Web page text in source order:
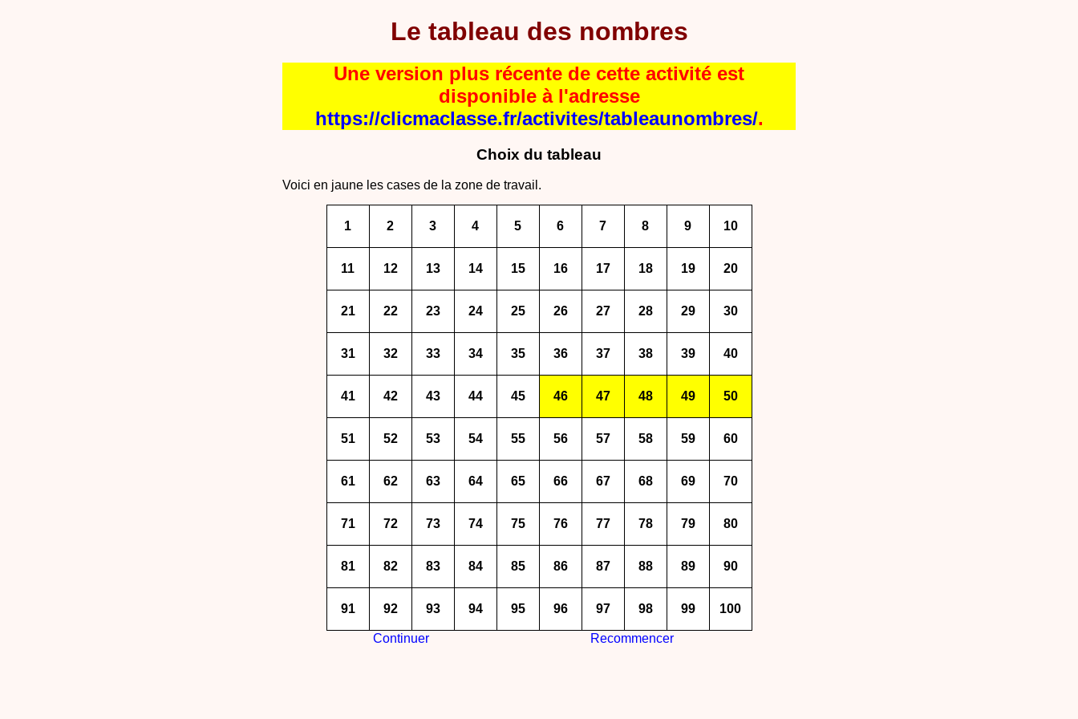
Le tableau des nombres
Une version plus récente de cette activité est
disponible à l'adresse
https://clicmaclasse.fr/activites/tableaunombres/.
Choix du tableau
Voici en jaune les cases de la zone de travail.
1 2 3 4 5 6 7 8 9 10
11 12 13 14 15 16 17 18 19 20
21 22 23 24 25 26 27 28 29 30
31 32 33 34 35 36 37 38 39 40
41 42 43 44 45 46 47 48 49 50
51 52 53 54 55 56 57 58 59 60
61 62 63 64 65 66 67 68 69 70
71 72 73 74 75 76 77 78 79 80
81 82 83 84 85 86 87 88 89 90
91 92 93 94 95 96 97 98 99 100
Continuer Recommencer